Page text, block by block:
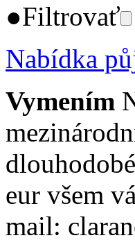
●Filtrovať
Nabídka
Vymením
eur všem
mail: